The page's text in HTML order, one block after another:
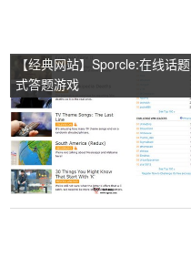
【经典网站】Sporcle:在线话题
式答题游戏